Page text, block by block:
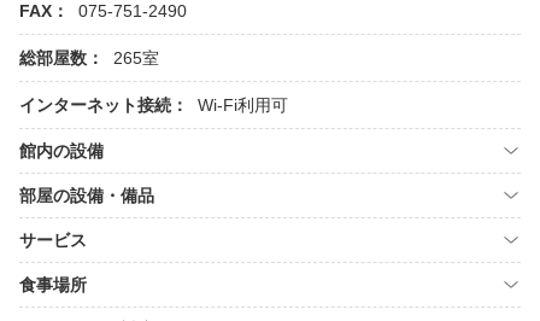
FAX：
075-751-2490
総部屋数： 265室
インターネット接続： Wi-Fi利用可
館内の設備
部屋の設備・備品
サービス
食事場所